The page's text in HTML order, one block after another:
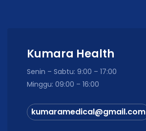
Kumara Health
Senin – Sabtu: 9:00 – 17:00
Minggu: 09:00 – 16:00
kumaramedical@gmail.com